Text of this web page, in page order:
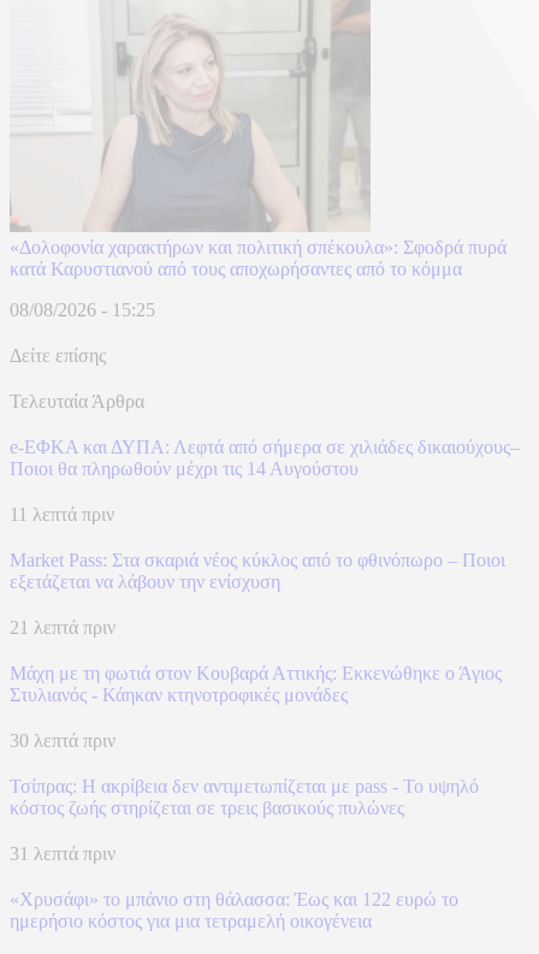
«Δολοφονία χαρακτήρων και πολιτική σπέκουλα»: Σφοδρά πυρά
κατά Καρυστιανού από τους αποχωρήσαντες από το κόμμα
08/08/2026 - 15:25
Δείτε επίσης
Τελευταία Άρθρα
e-ΕΦΚΑ και ΔΥΠΑ: Λεφτά από σήμερα σε χιλιάδες δικαιούχους–
Ποιοι θα πληρωθούν μέχρι τις 14 Αυγούστου
11 λεπτά πριν
Market Pass: Στα σκαριά νέος κύκλος από το φθινόπωρο – Ποιοι
εξετάζεται να λάβουν την ενίσχυση
21 λεπτά πριν
Μάχη με τη φωτιά στον Κουβαρά Αττικής: Εκκενώθηκε ο Άγιος
Στυλιανός - Κάηκαν κτηνοτροφικές μονάδες
30 λεπτά πριν
Τσίπρας: Η ακρίβεια δεν αντιμετωπίζεται με pass - Το υψηλό
κόστος ζωής στηρίζεται σε τρεις βασικούς πυλώνες
31 λεπτά πριν
«Χρυσάφι» το μπάνιο στη θάλασσα: Έως και 122 ευρώ το
ημερήσιο κόστος για μια τετραμελή οικογένεια